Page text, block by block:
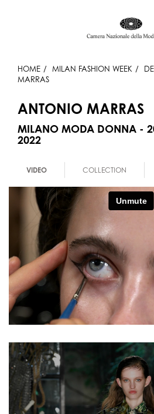
HOME MILAN FASHION WEEK
MARRAS
ANTONIO MARRAS
MILANO MODA DONNA -
2022
VIDEO COLLECTION